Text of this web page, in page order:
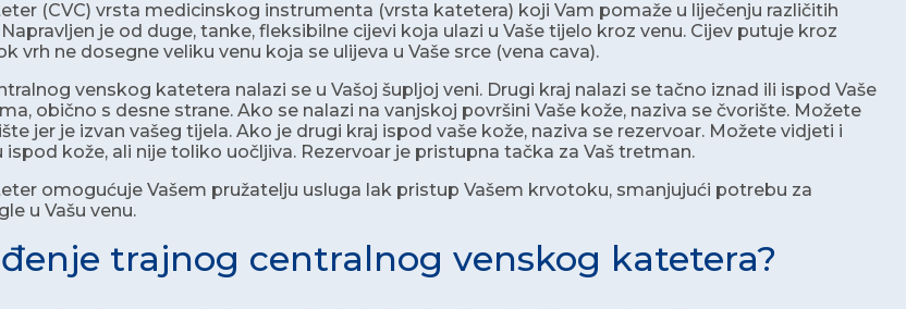
(CVC) vrsta medicinskog instrumenta (vrsta katetera) koji Vam pomaže u liječenju različitih
je od duge, tanke, fleksibilne cijevi koja ulazi u Vaše tijelo kroz venu. Cijev putuje kroz
vrh ne dosegne veliku venu koja se ulijeva u Vaše srce (vena cava).
venskog katetera nalazi se u Vašoj šupljoj veni. Drugi kraj nalazi se tačno iznad ili ispod Vaše
obično s desne strane. Ako se nalazi na vanjskoj površini Vaše kože, naziva se čvorište. Možete
jer je izvan vašeg tijela. Ako je drugi kraj ispod vaše kože, naziva se rezervoar. Možete vidjeti i
kože, ali nije toliko uočljiva. Rezervoar je pristupna tačka za Vaš tretman.
omogućuje Vašem pružatelju usluga lak pristup Vašem krvotoku, smanjujući potrebu za
u Vašu venu.
trajnog centralnog venskog katetera?